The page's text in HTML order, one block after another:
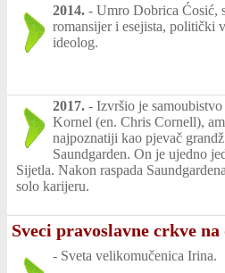
2014. - Umro Dobrica Ćosić,
romansijer i esejista, politički
ideolog.
2017. - Izvršio je
Kornel (en. Chris Cornell),
najpoznatiji kao pjevač
Saundgarden. On je ujedno
Sijetla. Nakon raspada
solo karijeru.
Sveci pravoslavne crkve
- Sveta velikomučenica Irina.